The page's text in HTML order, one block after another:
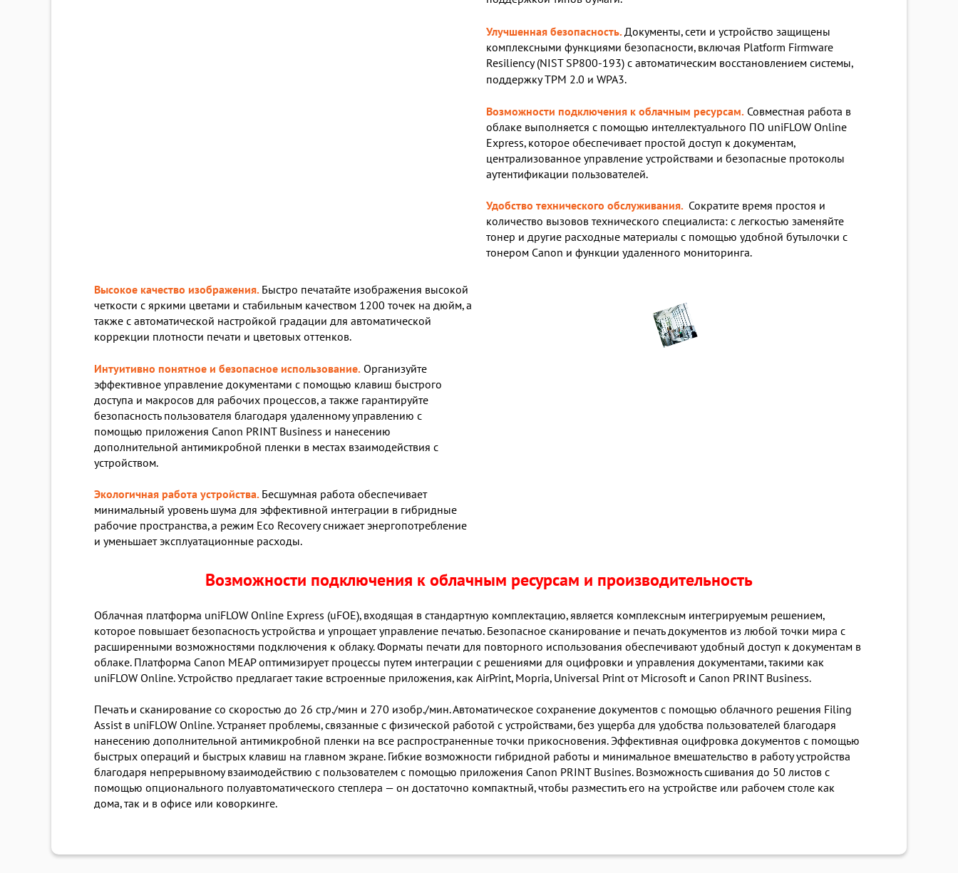
Улучшенная безопасность. Документы, сети и устройство защищены
комплексными функциями безопасности, включая Platform Firmware
Resiliency (NIST SP800-193) с автоматическим восстановлением системы,
поддержку TPM 2.0 и WPA3.
Возможности подключения к облачным ресурсам. Совместная работа в
облаке выполняется с помощью интеллектуального ПО uniFLOW Online
Express, которое обеспечивает простой доступ к документам,
централизованное управление устройствами и безопасные протоколы
аутентификации пользователей.
Удобство технического обслуживания. Сократите время простоя и
количество вызовов технического специалиста: с легкостью заменяйте
тонер и другие расходные материалы с помощью удобной бутылочки с
тонером Canon и функции удаленного мониторинга.
Высокое качество изображения. Быстро печатайте изображения высокой
четкости с яркими цветами и стабильным качеством 1200 точек на дюйм, а
также с автоматической настройкой градации для автоматической
коррекции плотности печати и цветовых оттенков.
Интуитивно понятное и безопасное использование. Организуйте
эффективное управление документами с помощью клавиш быстрого
доступа и макросов для рабочих процессов, а также гарантируйте
безопасность пользователя благодаря удаленному управлению с
помощью приложения Canon PRINT Business и нанесению
дополнительной антимикробной пленки в местах взаимодействия с
устройством.
Экологичная работа устройства. Бесшумная работа обеспечивает
минимальный уровень шума для эффективной интеграции в гибридные
рабочие пространства, а режим Eco Recovery снижает энергопотребление
и уменьшает эксплуатационные расходы.
Возможности подключения к облачным ресурсам и производительность
Облачная платформа uniFLOW Online Express (uFOE), входящая в стандартную комплектацию, является комплексным интегрируемым решением,
которое повышает безопасность устройства и упрощает управление печатью. Безопасное сканирование и печать документов из любой точки мира с
расширенными возможностями подключения к облаку. Форматы печати для повторного использования обеспечивают удобный доступ к документам в
облаке. Платформа Canon MEAP оптимизирует процессы путем интеграции с решениями для оцифровки и управления документами, такими как
uniFLOW Online. Устройство предлагает такие встроенные приложения, как AirPrint, Mopria, Universal Print от Microsoft и Canon PRINT Business.
Печать и сканирование со скоростью до 26 стр./мин и 270 изобр./мин. Автоматическое сохранение документов с помощью облачного решения Filing
Assist в uniFLOW Online. Устраняет проблемы, связанные с физической работой с устройствами, без ущерба для удобства пользователей благодаря
нанесению дополнительной антимикробной пленки на все распространенные точки прикосновения. Эффективная оцифровка документов с помощью
быстрых операций и быстрых клавиш на главном экране. Гибкие возможности гибридной работы и минимальное вмешательство в работу устройства
благодаря непрерывному взаимодействию с пользователем с помощью приложения Canon PRINT Busines. Возможность сшивания до 50 листов с
помощью опционального полуавтоматического степлера — он достаточно компактный, чтобы разместить его на устройстве или рабочем столе как
дома, так и в офисе или коворкинге.